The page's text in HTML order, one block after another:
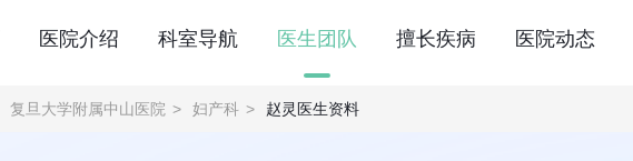
医院介绍 科室导航 医生团队 擅长疾病 医院动态
复旦大学附属中山医院 > 妇产科 > 赵灵医生资料